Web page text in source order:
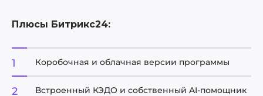
Плюсы Битрикс24:
Коробочная и облачная версии программы
Встроенный КЭДО и собственный AI-помощник